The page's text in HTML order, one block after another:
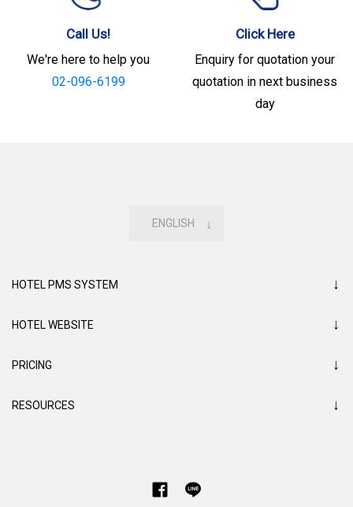
Call Us!
We're here to help you
02-096-6199
Click Here
Enquiry for quotation your
quotation in next business
day
ENGLISH ↓
HOTEL PMS SYSTEM ↓
HOTEL WEBSITE ↓
PRICING ↓
RESOURCES ↓